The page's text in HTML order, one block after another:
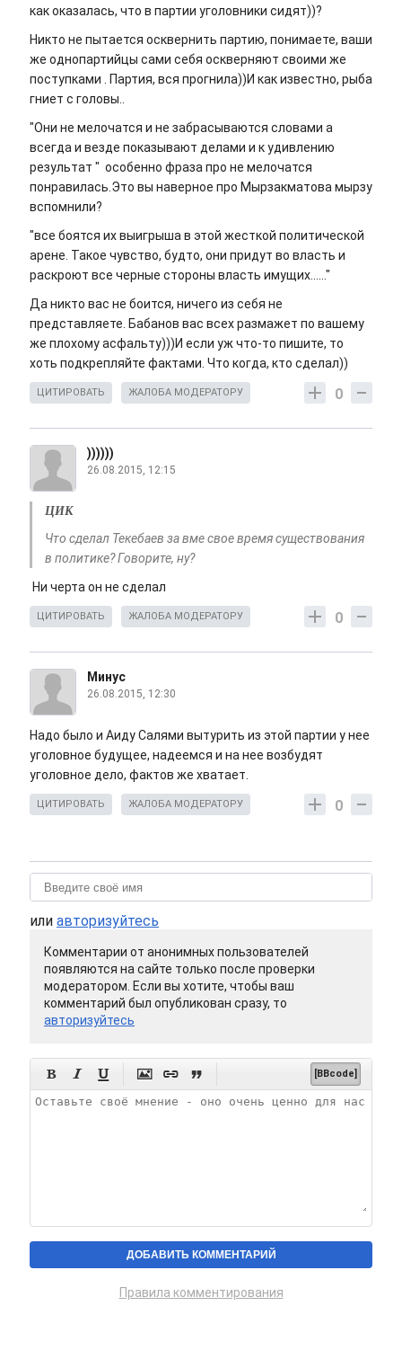
как оказалась, что в партии уголовники сидят))?
Никто не пытается осквернить партию, понимаете, ваши
же однопартийцы сами себя оскверняют своими же
поступками . Партия, вся прогнила))И как известно, рыба
гниет с головы..
"Они не мелочатся и не забрасываются словами а
всегда и везде показывают делами и к удивлению
результат " особенно фраза про не мелочатся
понравилась.Это вы наверное про Мырзакматова мырзу
вспомнили?
"все боятся их выигрыша в этой жесткой политической
арене. Такое чувство, будто, они придут во власть и
раскроют все черные стороны власть имущих......"
Да никто вас не боится, ничего из себя не
представляете. Бабанов вас всех размажет по вашему
же плохому асфальту)))И если уж что-то пишите, то
хоть подкрепляйте фактами. Что когда, кто сделал))
0
ЦИТИРОВАТЬ ЖАЛОБА МОДЕРАТОРУ
))))))
26.08.2015, 12:15
ЦИК
Что сделал Текебаев за вме свое время существования
в политике? Говорите, ну?
Ни черта он не сделал
0
ЦИТИРОВАТЬ ЖАЛОБА МОДЕРАТОРУ
Минус
26.08.2015, 12:30
Надо было и Аиду Салями вытурить из этой партии у нее
уголовное будущее, надеемся и на нее возбудят
уголовное дело, фактов же хватает.
0
ЦИТИРОВАТЬ ЖАЛОБА МОДЕРАТОРУ
или авторизуйтесь
Комментарии от анонимных пользователей
появляются на сайте только после проверки
модератором. Если вы хотите, чтобы ваш
комментарий был опубликован сразу, то
авторизуйтесь
      [BBcode]
Правила комментирования